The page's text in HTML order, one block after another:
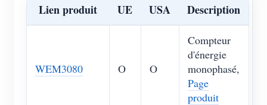
Lien produit UE USA Description
WEM3080 O O
Compteur
d'énergie
monophasé,
Page
produit